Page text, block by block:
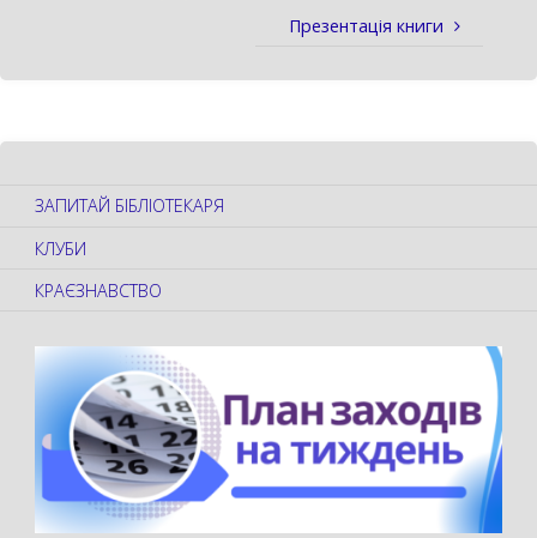
Презентація книги
ЗАПИТАЙ БІБЛІОТЕКАРЯ
КЛУБИ
КРАЄЗНАВСТВО